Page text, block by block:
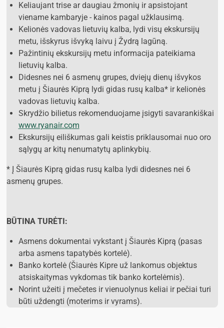
Keliaujant trise ar daugiau žmonių ir apsistojant
viename kambaryje - kainos pagal užklausimą.
Kelionės vadovas lietuvių kalba, lydi visų ekskursijų
metu, išskyrus išvyką laivu į Žydrą lagūną.
Pažintinių ekskursijų metu informacija pateikiama
lietuvių kalba.
Didesnes nei 6 asmenų grupes, dviejų dienų išvykos
metu į Šiaurės Kiprą lydi gidas rusų kalba* ir kelionės
vadovas lietuvių kalba.
Skrydžio bilietus rekomenduojame įsigyti savarankiškai
www.ryanair.com
Ekskursijų eiliškumas gali keistis priklausomai nuo oro
sąlygų ar kitų nenumatytų aplinkybių.
* Į Šiaurės Kiprą gidas rusų kalba lydi didesnes nei 6
asmenų grupes.
BŪTINA TURĖTI:
Asmens dokumentai vykstant į Šiaurės Kiprą (pasas
arba asmens tapatybės kortelė).
Banko kortelė (Šiaurės Kipre už lankomus objektus
atsiskaitymas vykdomas tik banko kortelėmis).
Norint užeiti į mečetes ir vienuolynus keliai ir pečiai turi
būti uždengti (moterims ir vyrams).